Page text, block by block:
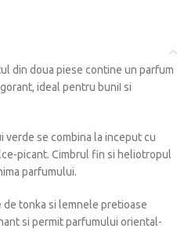
din doua piese contine un parfum
ideal pentru buniI si
verde se combina la inceput cu
picant. Cimbrul fin si heliotropul
parfumului.
de tonka si lemnele pretioase
si permit parfumului oriental-